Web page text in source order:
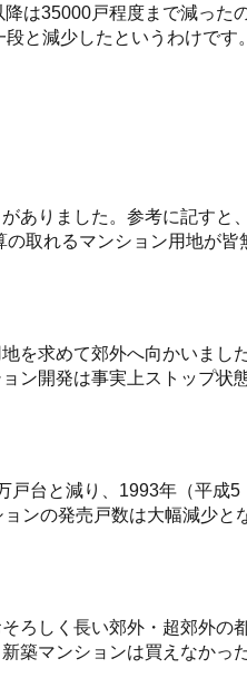
は35000戸程度まで減った
と減少したというわけです。
ありました。参考に記すと、
取れるマンション用地が皆
を求めて郊外へ向かいまし
ン開発は事実上ストップ状
戸台と減り、1993年（平成5
ンの発売戸数は大幅減少と
ろしく長い郊外・超郊外の
築マンションは買えなかっ